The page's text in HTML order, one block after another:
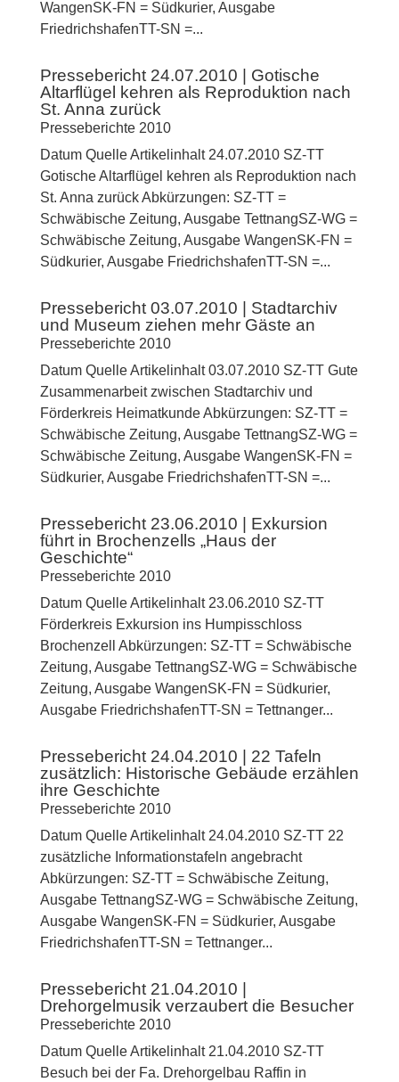
WangenSK-FN = Südkurier, Ausgabe
FriedrichshafenTT-SN =...
Pressebericht 24.07.2010 | Gotische
Altarflügel kehren als Reproduktion nach
St. Anna zurück
Presseberichte 2010
Datum Quelle Artikelinhalt 24.07.2010 SZ-TT
Gotische Altarflügel kehren als Reproduktion nach
St. Anna zurück Abkürzungen: SZ-TT =
Schwäbische Zeitung, Ausgabe TettnangSZ-WG =
Schwäbische Zeitung, Ausgabe WangenSK-FN =
Südkurier, Ausgabe FriedrichshafenTT-SN =...
Pressebericht 03.07.2010 | Stadtarchiv
und Museum ziehen mehr Gäste an
Presseberichte 2010
Datum Quelle Artikelinhalt 03.07.2010 SZ-TT Gute
Zusammenarbeit zwischen Stadtarchiv und
Förderkreis Heimatkunde Abkürzungen: SZ-TT =
Schwäbische Zeitung, Ausgabe TettnangSZ-WG =
Schwäbische Zeitung, Ausgabe WangenSK-FN =
Südkurier, Ausgabe FriedrichshafenTT-SN =...
Pressebericht 23.06.2010 | Exkursion
führt in Brochenzells „Haus der
Geschichte“
Presseberichte 2010
Datum Quelle Artikelinhalt 23.06.2010 SZ-TT
Förderkreis Exkursion ins Humpisschloss
Brochenzell Abkürzungen: SZ-TT = Schwäbische
Zeitung, Ausgabe TettnangSZ-WG = Schwäbische
Zeitung, Ausgabe WangenSK-FN = Südkurier,
Ausgabe FriedrichshafenTT-SN = Tettnanger...
Pressebericht 24.04.2010 | 22 Tafeln
zusätzlich: Historische Gebäude erzählen
ihre Geschichte
Presseberichte 2010
Datum Quelle Artikelinhalt 24.04.2010 SZ-TT 22
zusätzliche Informationstafeln angebracht
Abkürzungen: SZ-TT = Schwäbische Zeitung,
Ausgabe TettnangSZ-WG = Schwäbische Zeitung,
Ausgabe WangenSK-FN = Südkurier, Ausgabe
FriedrichshafenTT-SN = Tettnanger...
Pressebericht 21.04.2010 |
Drehorgelmusik verzaubert die Besucher
Presseberichte 2010
Datum Quelle Artikelinhalt 21.04.2010 SZ-TT
Besuch bei der Fa. Drehorgelbau Raffin in